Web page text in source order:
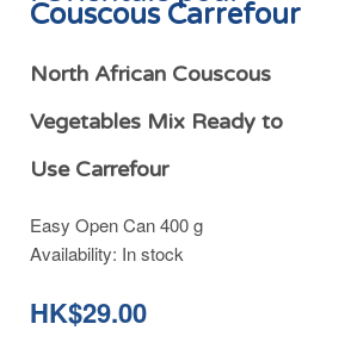
Couscous Carrefour
North African Couscous
Vegetables Mix Ready to
Use Carrefour
Easy Open Can 400 g
Availability: In stock
HK$29.00